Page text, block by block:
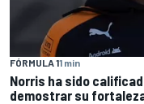
FÓRMULA 11 min
Norris ha sido
demostrar su